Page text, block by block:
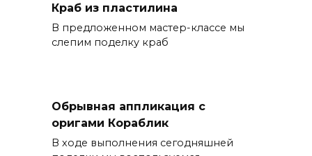
Краб из пластилина
В предложенном мастер-классе мы
слепим поделку краб
Обрывная аппликация с
оригами Кораблик
В ходе выполнения сегодняшней